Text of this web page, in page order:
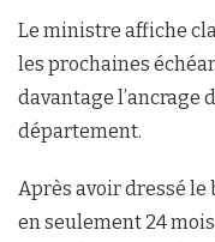
Le ministre affiche
les prochaines
davantage l’ancrage
département.
Après avoir dressé
en seulement 24